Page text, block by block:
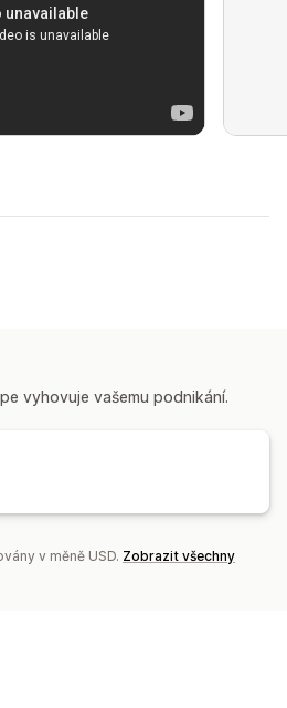
vyhovuje vašemu podnikání.
v měně USD. Zobrazit všechny